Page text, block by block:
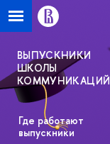
ВЫПУСКНИКИ
ШКОЛЫ
КОММУНИКАЦИЙ
Где работают
выпускники